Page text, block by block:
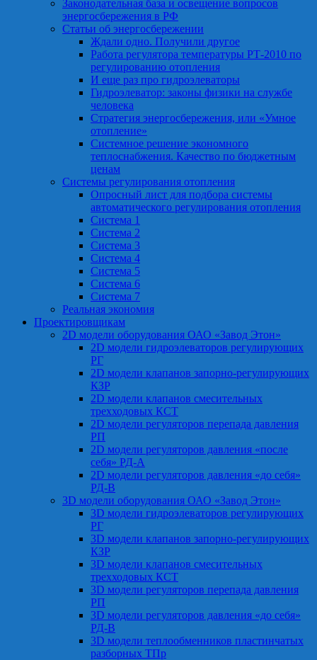
Законодательная база и освещение вопросов
энергосбережения в РФ
Статьи об энергосбережении
Ждали одно. Получили другое
Работа регулятора температуры РТ-2010 по
регулированию отопления
И еще раз про гидроэлеваторы
Гидроэлеватор: законы физики на службе
человека
Стратегия энергосбережения, или «Умное
отопление»
Системное решение экономного
теплоснабжения. Качество по бюджетным
ценам
Системы регулирования отопления
Опросный лист для подбора системы
автоматического регулирования отопления
Система 1
Система 2
Система 3
Система 4
Система 5
Система 6
Система 7
Реальная экономия
Проектировщикам
2D модели оборудования ОАО «Завод Этон»
2D модели гидроэлеваторов регулирующих
РГ
2D модели клапанов запорно-регулирующих
КЗР
2D модели клапанов смесительных
трехходовых КСТ
2D модели регуляторов перепада давления
РП
2D модели регуляторов давления «после
себя» РД-А
2D модели регуляторов давления «до себя»
РД-В
3D модели оборудования ОАО «Завод Этон»
3D модели гидроэлеваторов регулирующих
РГ
3D модели клапанов запорно-регулирующих
КЗР
3D модели клапанов смесительных
трехходовых КСТ
3D модели регуляторов перепада давления
РП
3D модели регуляторов давления «до себя»
РД-В
3D модели теплообменников пластинчатых
разборных ТПр